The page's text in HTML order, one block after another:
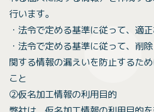
行います。
・法令で定める基準に従って、適
・法令で定める基準に従って、削
関する情報の漏えいを防止するた
こと
②仮名加工情報の利用目的